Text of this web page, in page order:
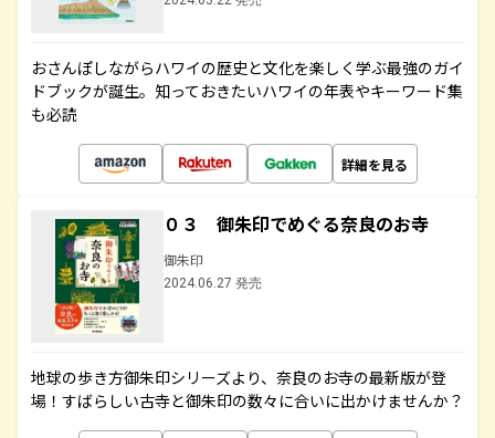
おさんぽしながらハワイの歴史と文化を楽しく学ぶ最強のガイ
ドブックが誕生。知っておきたいハワイの年表やキーワード集
も必読
詳細を見る
０３ 御朱印でめぐる奈良のお寺
御朱印
2024.06.27 発売
地球の歩き方御朱印シリーズより、奈良のお寺の最新版が登
場！すばらしい古寺と御朱印の数々に合いに出かけませんか？